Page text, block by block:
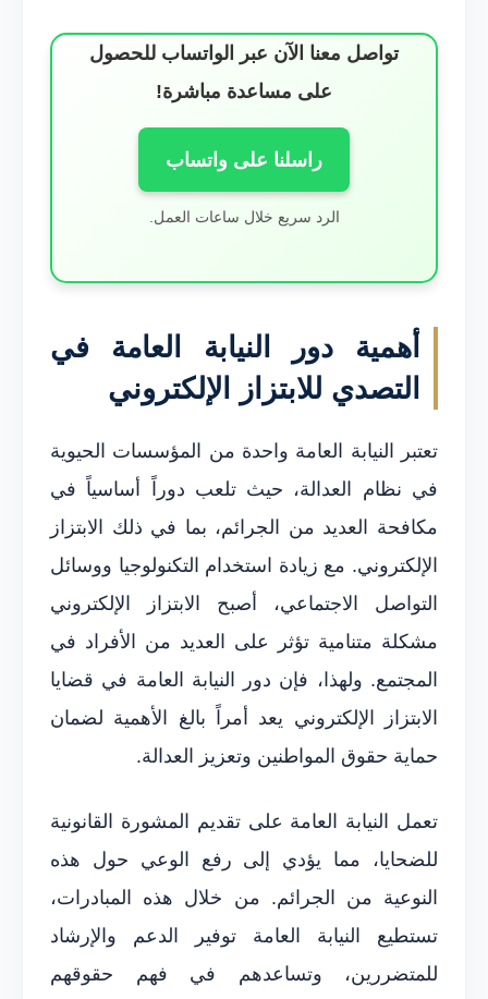
تواصل معنا الآن عبر الواتساب للحصول
على مساعدة مباشرة!
راسلنا على واتساب
الرد سريع خلال ساعات العمل.
أهمية دور النيابة العامة في
التصدي للابتزاز الإلكتروني
تعتبر النيابة العامة واحدة من المؤسسات الحيوية
في نظام العدالة، حيث تلعب دوراً أساسياً في
مكافحة العديد من الجرائم، بما في ذلك الابتزاز
الإلكتروني. مع زيادة استخدام التكنولوجيا ووسائل
التواصل الاجتماعي، أصبح الابتزاز الإلكتروني
مشكلة متنامية تؤثر على العديد من الأفراد في
المجتمع. ولهذا، فإن دور النيابة العامة في قضايا
الابتزاز الإلكتروني يعد أمراً بالغ الأهمية لضمان
حماية حقوق المواطنين وتعزيز العدالة.
تعمل النيابة العامة على تقديم المشورة القانونية
للضحايا، مما يؤدي إلى رفع الوعي حول هذه
النوعية من الجرائم. من خلال هذه المبادرات،
تستطيع النيابة العامة توفير الدعم والإرشاد
للمتضررين، وتساعدهم في فهم حقوقهم